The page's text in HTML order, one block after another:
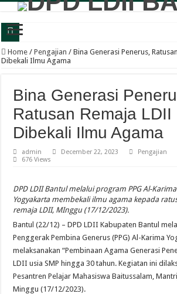
Wabup Bantul: Senam dan Bazar LDII Perkuat
Festival Anak Sholih LDII Banguntapan Bekali
Sambut Santri Baru, Pondok Pesantren Nur Aisyah
LDII Tamantirto Gelar Festival Generus Sholeh,
Panewu Banguntapan dan Sejumlah Tokoh
Terbuka untuk Umum, LDII Banguntapan Gelar
Healthy Inside Man: Ratusan Generus Putra LDII
KB TK Alkarima Lepas 21 Siswa, Pendidikan
Home / Pengajian / Bina Generasi Penerus,
Dibekali Ilmu Agama
Bina Generasi
Ratusan Remaja LDII
Dibekali Ilmu Agama
admin December 22, 2023 Pengajian
676 Views
DPD LDII Bantul melalui program PPG Al-Karima
Yogyakarta membekali ilmu agama kepada
remaja LDII, MInggu (17/12/2023).
Bantul (22/12) – DPD LDII Kabupaten Bantul
Penggerak Pembina Generus (PPG) Al-Karima
melaksanakan “Pembinaan Agama Generasi
LDII usia SMP hingga 30 tahun. Kegiatan ini
Pesantren Pelajar Mahasiswa Baitussalam,
Minggu (17/12/2023).